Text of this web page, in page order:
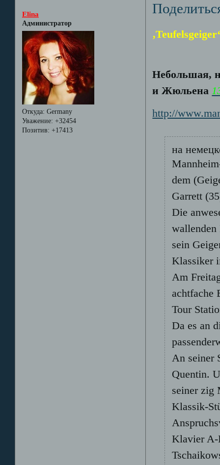
Elina
Администратор
Откуда: Germany
Уважение: +32454
Позитив: +17413
Небольшая,
и Жюльена
http://
на
dem
Garrett
Die
wallenden
sein
Klassiker
Am
achtfache
Tour
Da es an
An seiner
Quentin.
seiner zig
Klassik-
Klavier A-